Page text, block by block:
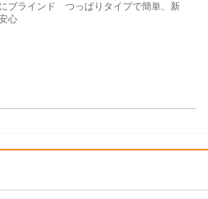
ブラインド つっぱりタイプで簡単、新
心